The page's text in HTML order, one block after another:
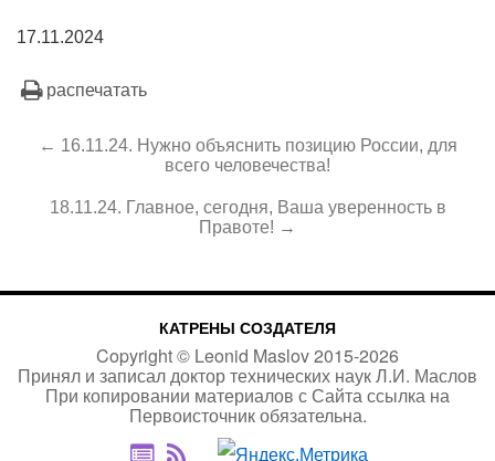
17.11.2024
распечатать
← 16.11.24. Нужно объяснить позицию России, для
всего человечества!
18.11.24. Главное, сегодня, Ваша уверенность в
Правоте! →
КАТРЕНЫ СОЗДАТЕЛЯ
Copyright © Leonid Maslov2015-2026
Принял и записал доктор технических наук Л.И. Маслов
При копировании материалов с Сайтассылка на
Первоисточникобязательна.